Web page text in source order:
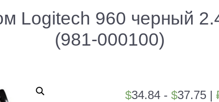
Logitech 960 черный
(981-000100)
$34.84 - $37.75|